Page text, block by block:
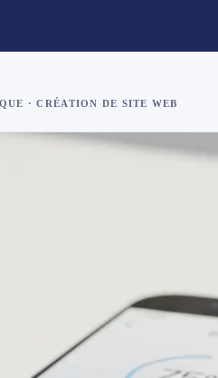
· CRÉATION DE SITE WEB